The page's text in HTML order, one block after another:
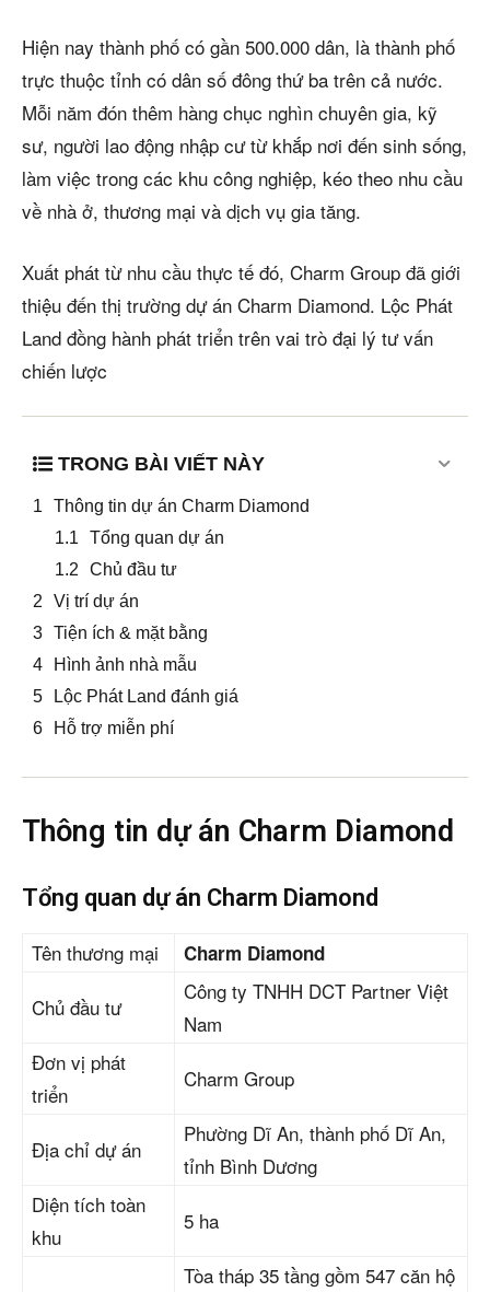
Hiện nay thành phố có gần 500.000 dân, là thành phố
trực thuộc tỉnh có dân số đông thứ ba trên cả nước.
Mỗi năm đón thêm hàng chục nghìn chuyên gia, kỹ
sư, người lao động nhập cư từ khắp nơi đến sinh sống,
làm việc trong các khu công nghiệp, kéo theo nhu cầu
về nhà ở, thương mại và dịch vụ gia tăng.
Xuất phát từ nhu cầu thực tế đó, Charm Group đã giới
thiệu đến thị trường dự án Charm Diamond. Lộc Phát
Land đồng hành phát triển trên vai trò đại lý tư vấn
chiến lược
TRONG BÀI VIẾT NÀY
Thông tin dự án Charm Diamond
Tổng quan dự án
Chủ đầu tư
Vị trí dự án
Tiện ích & mặt bằng
Hình ảnh nhà mẫu
Lộc Phát Land đánh giá
Hỗ trợ miễn phí
Thông tin dự án Charm Diamond
Tổng quan dự án Charm Diamond
Tên thương mại
Charm Diamond
Chủ đầu tư
Công ty TNHH DCT Partner Việt
Nam
Đơn vị phát
triển
Charm Group
Địa chỉ dự án
Phường Dĩ An, thành phố Dĩ An,
tỉnh Bình Dương
Diện tích toàn
khu
5 ha
Tòa tháp 35 tầng gồm 547 căn hộ